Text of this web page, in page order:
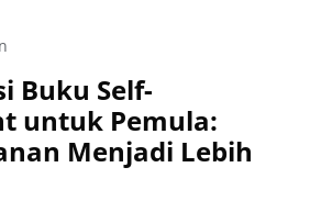
Buku Self-
untuk Pemula:
Menjadi Lebih